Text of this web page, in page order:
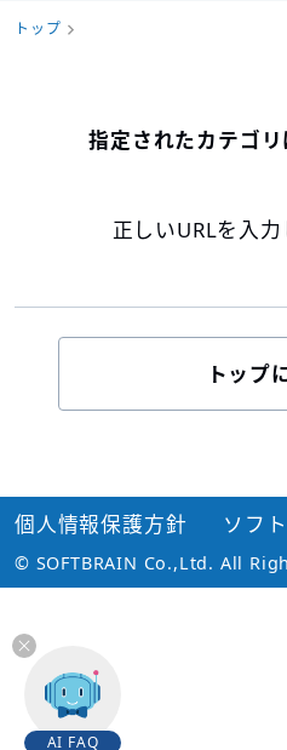
トップ
指定されたカテゴリ
正しいURLを入力
トップ
© SOFTBRAIN Co.,Ltd. All
個人情報保護方針 ソフ
AI FAQ